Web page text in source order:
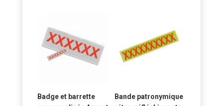
Badge et barrette
Bande patronymique